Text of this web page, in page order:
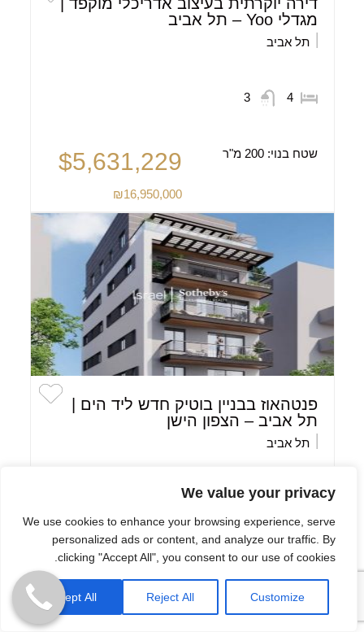
We value your privacy
We use cookies to enhance your browsing experience, serve
personalized ads or content, and analyze our traffic. By
clicking "Accept All", you consent to our use of cookies.
Customize
Reject All
Accept All
מגדלי Yoo – תל אביב
תל אביב
4
3
שטח בנוי:200 מ"ר $5,631,229
₪16,950,000
פנטהאוז בבניין בוטיק חדש ליד הים |
תל אביב – הצפון הישן
תל אביב
4
2
שטח בנוי:118 מ"ר $5,647,841
₪17,000,000